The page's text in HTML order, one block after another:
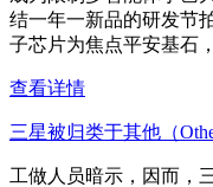
结一年一新品的研发节
子芯片为焦点平安基石
查看详情
三星被归类于其他（
工做人员暗示，因而，